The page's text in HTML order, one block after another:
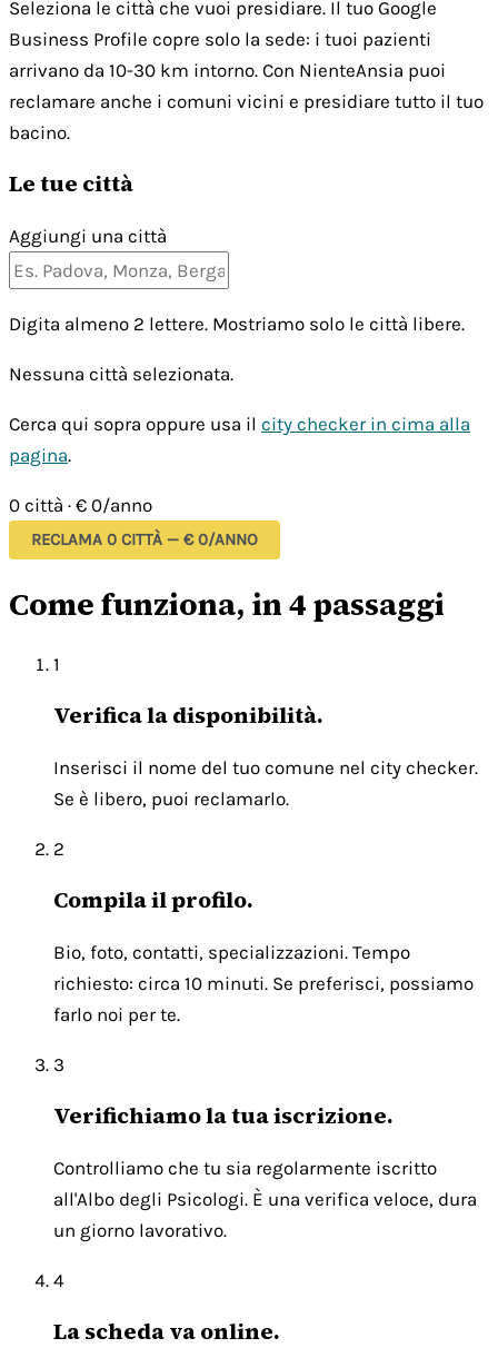
Seleziona le città che vuoi presidiare. Il tuo Google
Business Profile copre solo la sede: i tuoi pazienti
arrivano da 10-30 km intorno. Con NienteAnsia puoi
reclamare anche i comuni vicini e presidiare tutto il tuo
bacino.
Le tue città
Aggiungi una città
Digita almeno 2 lettere. Mostriamo solo le città libere.
Nessuna città selezionata.
Cerca qui sopra oppure usa il city checker in cima alla
pagina.
0 città · € 0/anno
RECLAMA 0 CITTÀ — € 0/ANNO
Come funziona, in 4 passaggi
1
Verifica la disponibilità.
Inserisci il nome del tuo comune nel city checker.
Se è libero, puoi reclamarlo.
2
Compila il profilo.
Bio, foto, contatti, specializzazioni. Tempo
richiesto: circa 10 minuti. Se preferisci, possiamo
farlo noi per te.
3
Verifichiamo la tua iscrizione.
Controlliamo che tu sia regolarmente iscritto
all'Albo degli Psicologi. È una verifica veloce, dura
un giorno lavorativo.
4
La scheda va online.